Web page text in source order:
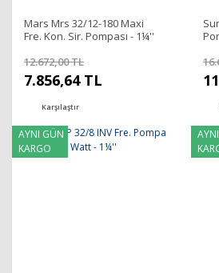
Mars Mrs 32/12-180 Maxi
Fre. Kon. Sir. Pompası - 1¼''
12.672,00 TL
7.856,64 TL
Karşılaştır
AYNI GÜN
KARGO